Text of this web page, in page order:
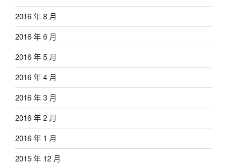
2016 年 8 月
2016 年 6 月
2016 年 5 月
2016 年 4 月
2016 年 3 月
2016 年 2 月
2016 年 1 月
2015 年 12 月